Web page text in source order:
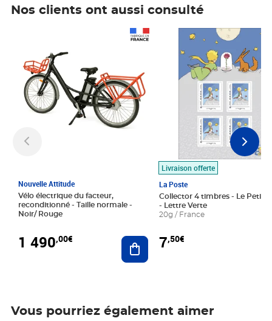
Nos clients ont aussi consulté
Nouvelle Attitude
Vélo électrique du facteur,
reconditionné - Taille normale -
Noir/ Rouge
1 490,00€ Ajouter au panier
Livraison offerte
La Poste
Collector 4 timbres - Le Petit
- Lettre Verte
20g / France
7,50€
Prix 7,50€
Vous pourriez également aimer